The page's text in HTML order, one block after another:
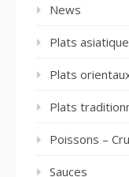
News
Plats
Plats
Plats
Poissons –
Sauces